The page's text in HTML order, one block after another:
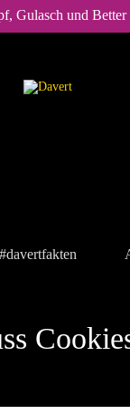
Gulasch und
#davertfakten